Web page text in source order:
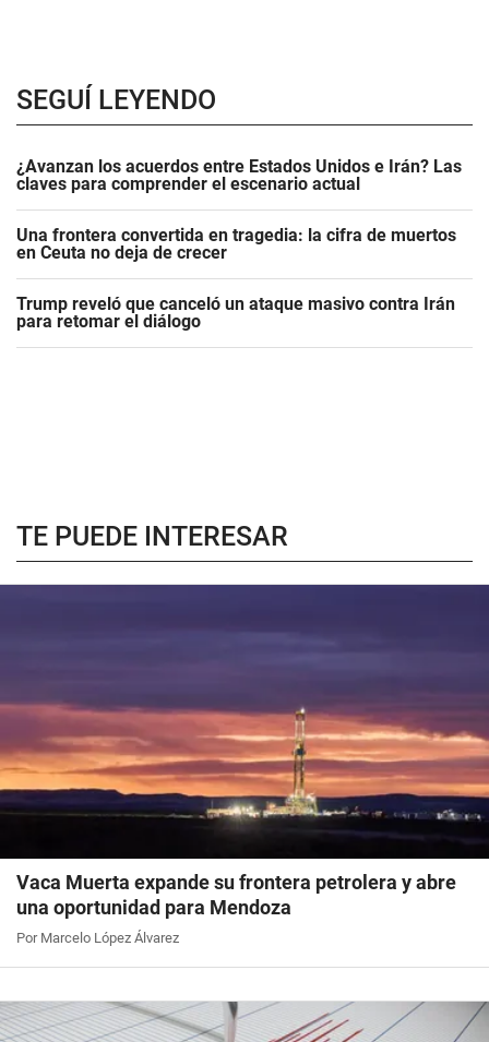
SEGUÍ LEYENDO
¿Avanzan los acuerdos entre Estados Unidos e Irán? Las
claves para comprender el escenario actual
Una frontera convertida en tragedia: la cifra de muertos
en Ceuta no deja de crecer
Trump reveló que canceló un ataque masivo contra Irán
para retomar el diálogo
TE PUEDE INTERESAR
Vaca Muerta expande su frontera petrolera y abre
una oportunidad para Mendoza
Por Marcelo López Álvarez